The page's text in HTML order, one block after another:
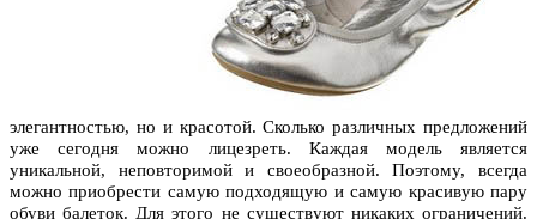
элегантностью, но и красотой. Сколько различных предложений
уже сегодня можно лицезреть. Каждая модель является
уникальной, неповторимой и своеобразной. Поэтому, всегда
можно приобрести самую подходящую и самую красивую пару
обуви балеток. Для этого не существуют никаких ограничений.